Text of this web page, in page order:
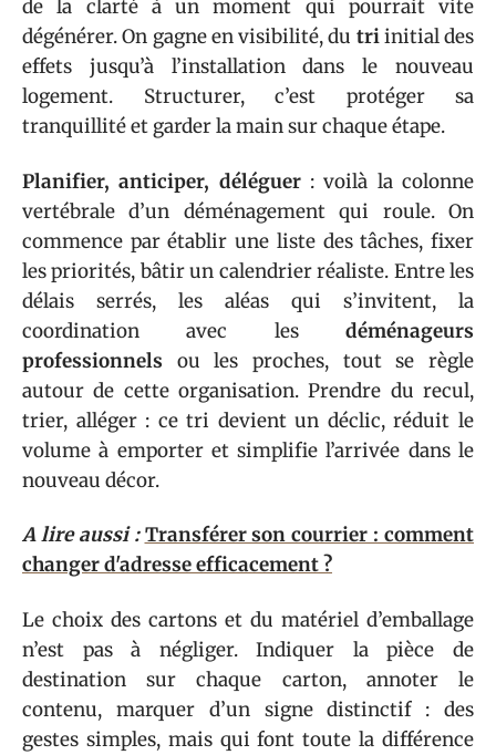
de la clarté à un moment qui pourrait vite
dégénérer. On gagne en visibilité, du triinitial des
effets jusqu’à l’installation dans le nouveau
logement. Structurer, c’est protéger sa
tranquillité et garder la main sur chaque étape.
Planifier, anticiper, déléguer: voilà la colonne
vertébrale d’un déménagement qui roule. On
commence par établir une liste des tâches, fixer
les priorités, bâtir un calendrier réaliste. Entre les
délais serrés, les aléas qui s’invitent, la
coordination avec les déménageurs
professionnels ou les proches, tout se règle
autour de cette organisation. Prendre du recul,
trier, alléger : ce tri devient un déclic, réduit le
volume à emporter et simplifie l’arrivée dans le
nouveau décor.
A lire aussi : Transférer son courrier : comment
changer d'adresse efficacement ?
Le choix des cartons et du matériel d’emballage
n’est pas à négliger. Indiquer la pièce de
destination sur chaque carton, annoter le
contenu, marquer d’un signe distinctif : des
gestes simples, mais qui font toute la différence